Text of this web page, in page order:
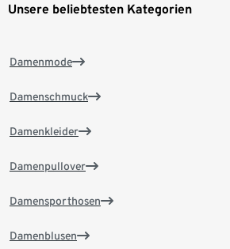
Unsere beliebtesten Kategorien
Damenmode
Damenschmuck
Damenkleider
Damenpullover
Damensporthosen
Damenblusen